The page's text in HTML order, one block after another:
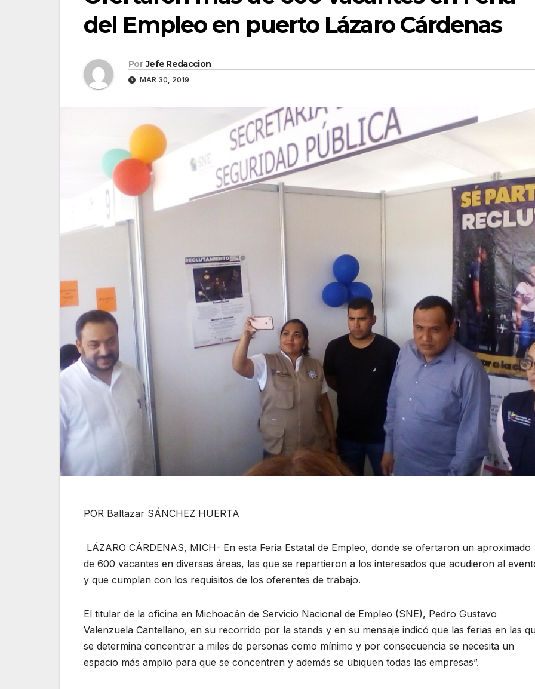
del Empleo en puerto Lázaro Cárdenas
Por Jefe Redaccion
MAR 30, 2019
POR Baltazar SÁNCHEZ HUERTA
LÁZARO CÁRDENAS, MICH- En esta Feria Estatal de Empleo, donde se ofertaron un aproximado
de 600 vacantes en diversas áreas, las que se repartieron a los interesados que acudieron al
y que cumplan con los requisitos de los oferentes de trabajo.
El titular de la oficina en Michoacán de Servicio Nacional de Empleo (SNE), Pedro Gustavo
Valenzuela Cantellano, en su recorrido por la stands y en su mensaje indicó que las ferias en las
se determina concentrar a miles de personas como mínimo y por consecuencia se necesita un
espacio más amplio para que se concentren y además se ubiquen todas las empresas”.